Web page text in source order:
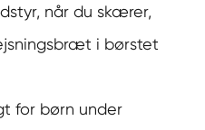
når du skærer,
i børstet
for børn under